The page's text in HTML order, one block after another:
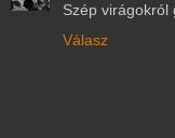
Szép virágokról
Válasz